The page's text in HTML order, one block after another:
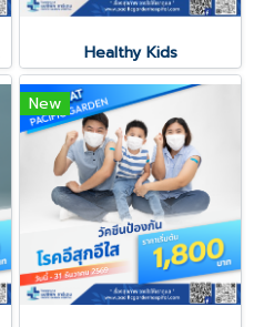
Healthy Kids
New